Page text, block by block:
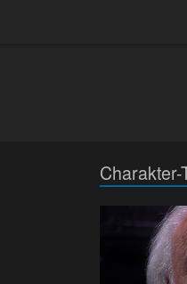
Charakter-